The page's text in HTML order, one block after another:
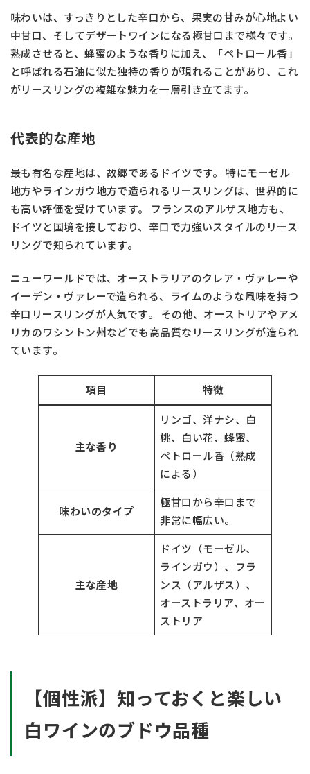
味わいは、すっきりとした辛口から、果実の甘みが心地よい
中甘口、そしてデザートワインになる極甘口まで様々です。
熟成させると、蜂蜜のような香りに加え、「ペトロール香」
と呼ばれる石油に似た独特の香りが現れることがあり、これ
がリースリングの複雑な魅力を一層引き立てます。
代表的な産地
最も有名な産地は、故郷であるドイツです。 特にモーゼル
地方やラインガウ地方で造られるリースリングは、世界的に
も高い評価を受けています。 フランスのアルザス地方も、
ドイツと国境を接しており、辛口で力強いスタイルのリース
リングで知られています。
ニューワールドでは、オーストラリアのクレア・ヴァレーや
イーデン・ヴァレーで造られる、ライムのような風味を持つ
辛口リースリングが人気です。 その他、オーストリアやアメ
リカのワシントン州などでも高品質なリースリングが造られ
ています。
項目 特徴
主な香り
リンゴ、洋ナシ、白
桃、白い花、蜂蜜、
ペトロール香（熟成
による）
味わいのタイプ
極甘口から辛口まで
非常に幅広い。
主な産地
ドイツ（モーゼル、
ラインガウ）、フラ
ンス（アルザス）、
オーストラリア、オー
ストリア
【個性派】知っておくと楽しい
白ワインのブドウ品種